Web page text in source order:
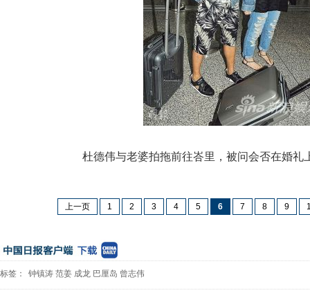
杜德伟与老婆拍拖前往峇里，被问会否在婚礼
上一页 1 2 3 4 5 6 7 8 9
标签： 钟镇涛 范姜 成龙 巴厘岛 曾志伟